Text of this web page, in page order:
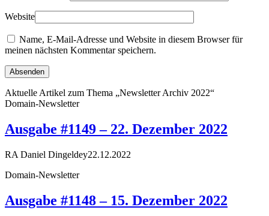
Website
Name, E-Mail-Adresse und Website in diesem Browser für
meinen nächsten Kommentar speichern.
Aktuelle Artikel zum Thema „Newsletter Archiv 2022“
Domain-Newsletter
Ausgabe #1149 – 22. Dezember 2022
RA Daniel Dingeldey22.12.2022
Domain-Newsletter
Ausgabe #1148 – 15. Dezember 2022